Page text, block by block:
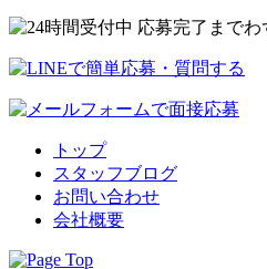
トップ
スタッフブログ
お問い合わせ
会社概要